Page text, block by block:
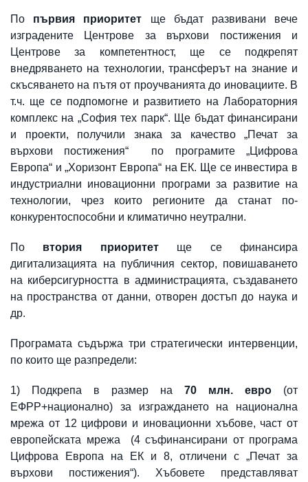
По първия приоритет ще бъдат развивани вече
изградените Центрове за върхови постижения и
Центрове за компетентност, ще се подкрепят
внедряването на технологии, трансферът на знание и
скъсяването на пътя от проучванията до иновациите. В
т.ч. ще се подпомогне и развитието на Лабораторния
комплекс на „София тех парк“. Ще бъдат финансирани
и проекти, получили знака за качество „Печат за
върхови постижения“ по програмите „Цифрова
Европа“ и „Хоризонт Европа“ на ЕК. Ще се инвестира в
индустриални иновационни програми за развитие на
технологии, чрез които регионите да станат по-
конкурентоспособни и климатично неутрални.
По втория приоритетще се финансира
дигитализацията на публичния сектор, повишаването
на киберсигурността в администрацията, създаването
на пространства от данни, отворен достъп до наука и
др.
Програмата съдържа три стратегически интервенции,
по които ще разпредели:
1) Подкрепа в размер на 70 млн. евро (от
ЕФРР+национално) за изграждането на национална
мрежа от 12 цифрови и иновационни хъбове, част от
европейската мрежа (4 съфинансирани от програма
Цифрова Европа на ЕК и 8, отличени с „Печат за
върхови постижения“). Хъбовете представляват